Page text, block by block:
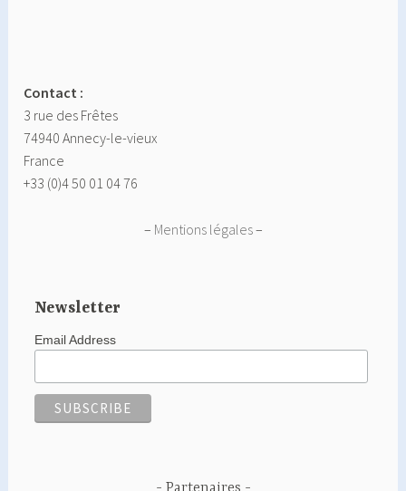
Contact :
3 rue des Frêtes
74940 Annecy-le-vieux
France
+33 (0)4 50 01 04 76
– Mentions légales–
Newsletter
Email Address